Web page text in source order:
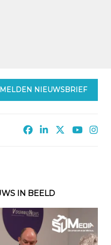
NIEUWSBRIEF
IN BEELD